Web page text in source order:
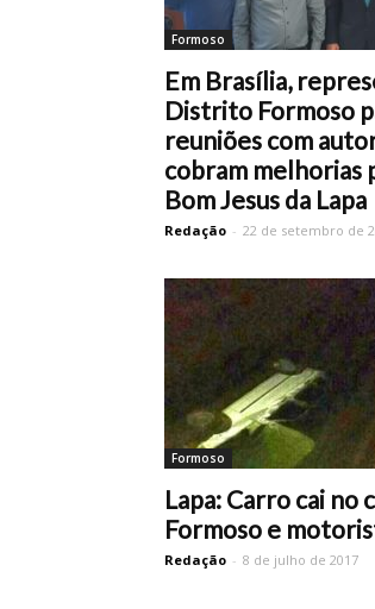
Formoso
Em Brasília,
Distrito Formoso
reuniões com
cobram melhorias
Bom Jesus da Lapa
Redação - 22 de setembro de
Formoso
Lapa: Carro cai no
Formoso e
Redação - 8 de julho de 2017